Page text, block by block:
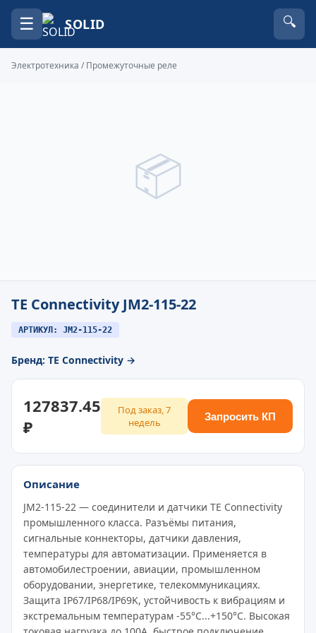
☰ SOLID 🔍
Электротехника /Промежуточные реле
📦
TE Connectivity JM2-115-22
АРТИКУЛ: JM2-115-22
Бренд: TE Connectivity →
127837.45
₽
Под заказ, 7
недель
Запросить КП
Описание
JM2-115-22 — соединители и датчики TE Connectivity
промышленного класса. Разъёмы питания,
сигнальные коннекторы, датчики давления,
температуры для автоматизации. Применяется в
автомобилестроении, авиации, промышленном
оборудовании, энергетике, телекоммуникациях.
Защита IP67/IP68/IP69K, устойчивость к вибрациям и
экстремальным температурам -55°C...+150°C. Высокая